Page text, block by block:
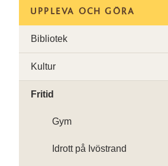
UPPLEVA OCH GÖRA
Bibliotek
Kultur
Fritid
Gym
Idrott på Ivöstrand